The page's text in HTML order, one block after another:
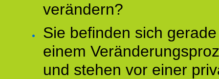
verändern?
Sie befinden sich
einem
und stehen vor einer